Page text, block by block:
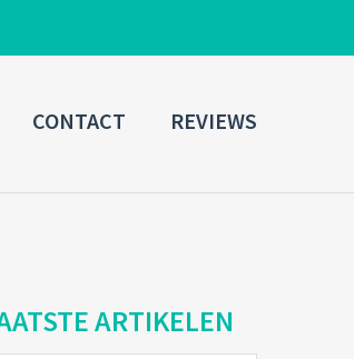
Username
Connect with:
CONTACT REVIEWS
ARTIKELEN